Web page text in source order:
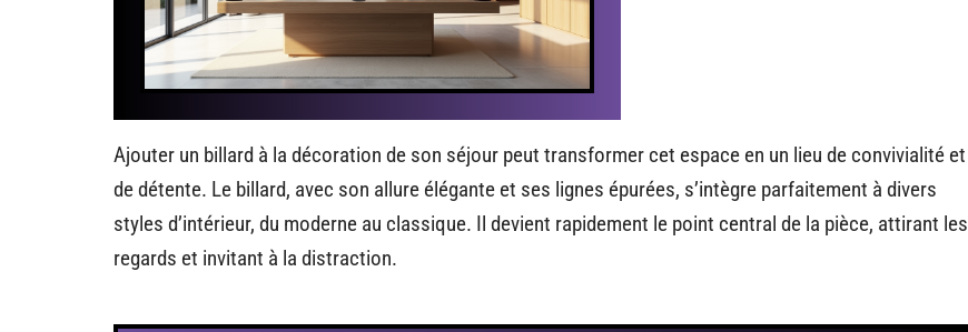
Ajouter un billard à la décoration de son séjour peut transformer cet espace en un lieu de convivialité et
de détente. Le billard, avec son allure élégante et ses lignes épurées, s’intègre parfaitement à divers
styles d’intérieur, du moderne au classique. Il devient rapidement le point central de la pièce, attirant les
regards et invitant à la distraction.